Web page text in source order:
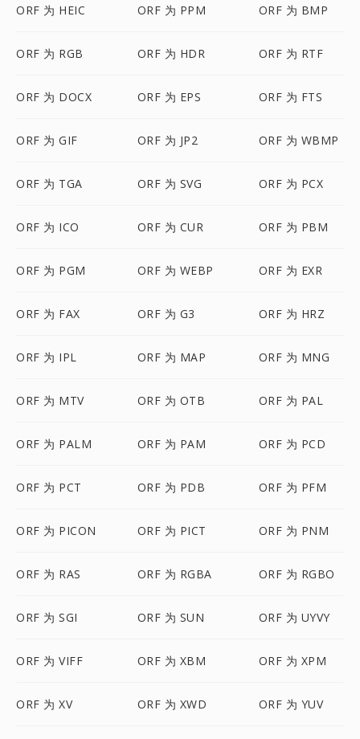
ORF 为 HEIC ORF 为 PPM ORF 为 BMP
ORF 为 RGB ORF 为 HDR ORF 为 RTF
ORF 为 DOCX ORF 为 EPS ORF 为 FTS
ORF 为 GIF ORF 为 JP2 ORF 为 WBMP
ORF 为 TGA ORF 为 SVG ORF 为 PCX
ORF 为 ICO ORF 为 CUR ORF 为 PBM
ORF 为 PGM ORF 为 WEBP ORF 为 EXR
ORF 为 FAX ORF 为 G3 ORF 为 HRZ
ORF 为 IPL ORF 为 MAP ORF 为 MNG
ORF 为 MTV ORF 为 OTB ORF 为 PAL
ORF 为 PALM ORF 为 PAM ORF 为 PCD
ORF 为 PCT ORF 为 PDB ORF 为 PFM
ORF 为 PICON ORF 为 PICT ORF 为 PNM
ORF 为 RAS ORF 为 RGBA ORF 为 RGBO
ORF 为 SGI ORF 为 SUN ORF 为 UYVY
ORF 为 VIFF ORF 为 XBM ORF 为 XPM
ORF 为 XV ORF 为 XWD ORF 为 YUV